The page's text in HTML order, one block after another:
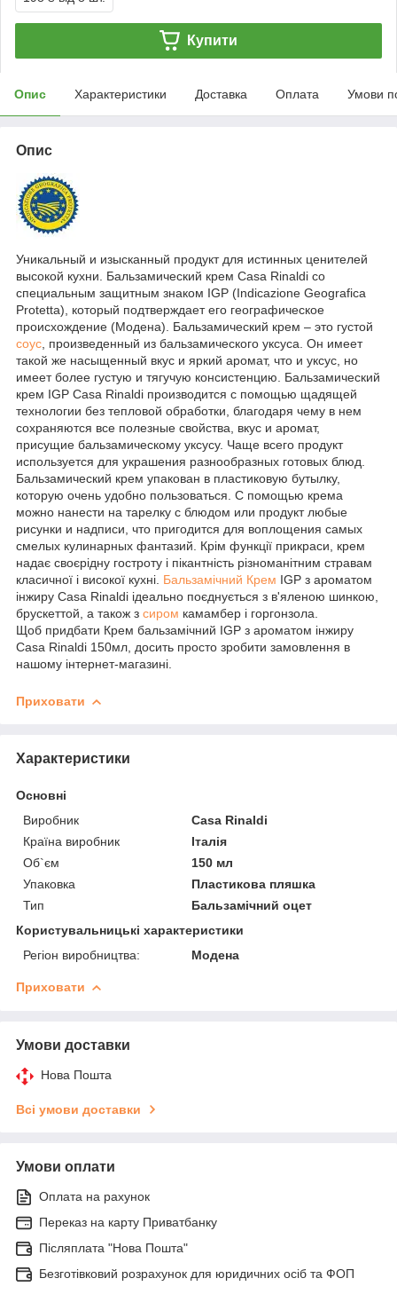
Купити
Опис Характеристики Доставка Оплата Умови
Опис
Уникальный и изысканный продукт для истинных ценителей
высокой кухни. Бальзамический крем Casa Rinaldi со
специальным защитным знаком IGP (Indicazione Geografica
Protetta), который подтверждает его географическое
происхождение (Модена). Бальзамический крем – это густой
соус , произведенный из бальзамического уксуса. Он имеет
такой же насыщенный вкус и яркий аромат, что и уксус, но
имеет более густую и тягучую консистенцию. Бальзамический
крем IGP Casa Rinaldi производится с помощью щадящей
технологии без тепловой обработки, благодаря чему в нем
сохраняются все полезные свойства, вкус и аромат,
присущие бальзамическому уксусу. Чаще всего продукт
используется для украшения разнообразных готовых блюд.
Бальзамический крем упакован в пластиковую бутылку,
которую очень удобно пользоваться. С помощью крема
можно нанести на тарелку с блюдом или продукт любые
рисунки и надписи, что пригодится для воплощения самых
смелых кулинарных фантазий. Крім функції прикраси, крем
надає своєрідну гостроту і пікантність різноманітним стравам
класичної і високої кухні. Бальзамічний Крем IGP з ароматом
інжиру Casa Rinaldi ідеально поєднується з в'яленою шинкою,
брускеттой, а також з сиром камамбер і горгонзола.
Щоб придбати Крем бальзамічний IGP з ароматом інжиру
Casa Rinaldi 150мл, досить просто зробити замовлення в
нашому інтернет-магазині.
Приховати
Характеристики
Основні
Виробник
Casa Rinaldi
Країна виробник
Італія
Об`єм
150 мл
Упаковка
Пластикова пляшка
Тип
Бальзамічний оцет
Користувальницькі характеристики
Регіон виробництва:
Модена
Приховати
Умови доставки
Нова Пошта
Всі умови доставки
Умови оплати
Оплата на рахунок
Переказ на карту Приватбанку
Післяплата "Нова Пошта"
Безготівковий розрахунок для юридичних осіб та ФОП